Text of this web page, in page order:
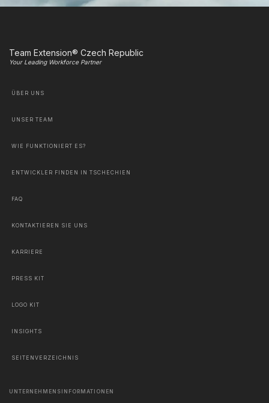
Team Extension® Czech Republic
Your Leading Workforce Partner
ÜBER UNS
UNSER TEAM
WIE FUNKTIONIERT ES?
ENTWICKLER FINDEN IN TSCHECHIEN
FAQ
KONTAKTIEREN SIE UNS
KARRIERE
PRESS KIT
LOGO KIT
INSIGHTS
SEITENVERZEICHNIS
UNTERNEHMENSINFORMATIONEN